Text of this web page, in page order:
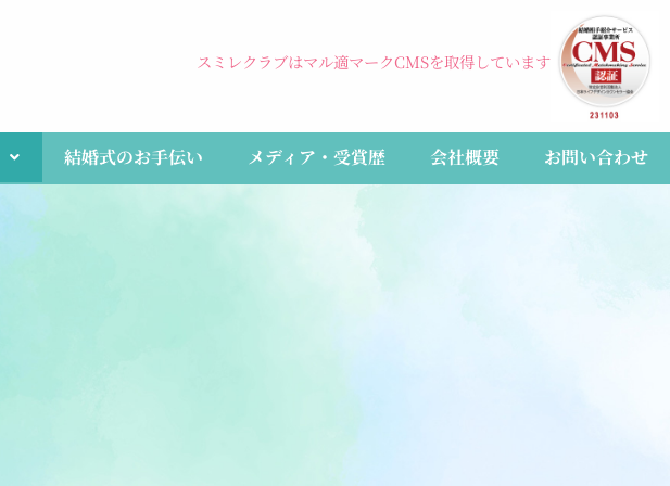
スミレクラブはマル適マークCMSを取得しています
結婚式のお手伝い メディア・受賞歴 会社概要 お問い合わせ